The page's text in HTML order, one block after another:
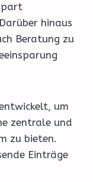
hinaus
Beratung zu
um
zentrale und
zu bieten.
Einträge